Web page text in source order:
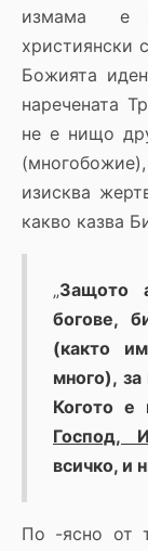
измама е
християнски
Божията
наречената
не е нищо
изисква
какво казва
„Защото
богове,
(както
много), за
Когото е
Господ,
всичко, и
По -ясно от